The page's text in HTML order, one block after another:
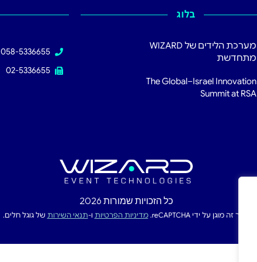
בלוג
מערכת הלידים של WIZARD
מתחדשת
The Global–Israel Innovation
Summit at RSA
058-5336655
02-5336655
כל הזכויות שמורות 2026
אתר זה מוגן על ידי reCAPTCHA. מדיניות הפרטיות ו-תנאי השירות של גוגל חלים.